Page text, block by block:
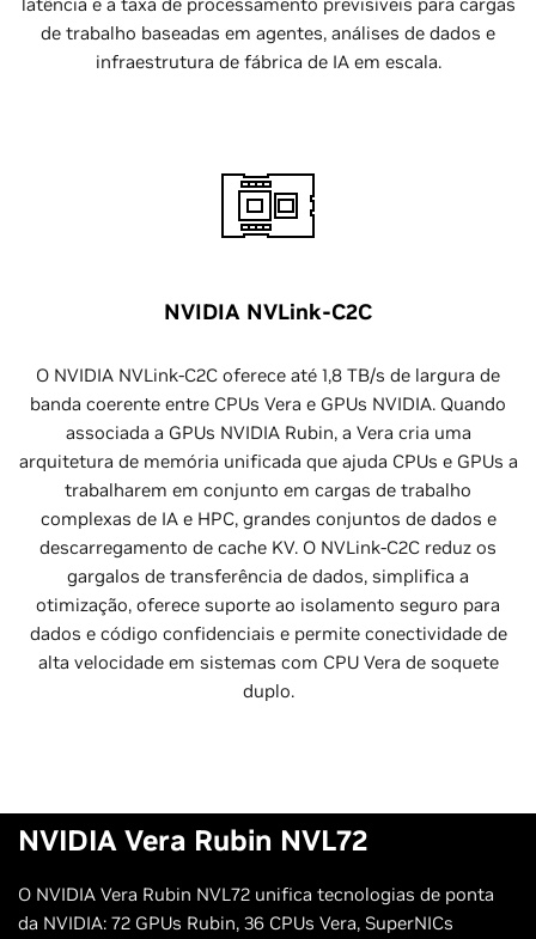
latência e a taxa de processamento previsíveis para cargas
de trabalho baseadas em agentes, análises de dados e
infraestrutura de fábrica de IA em escala.
NVIDIA NVLink-C2C
O NVIDIA NVLink-C2C oferece até 1,8 TB/s de largura de
banda coerente entre CPUs Vera e GPUs NVIDIA. Quando
associada a GPUs NVIDIA Rubin, a Vera cria uma
arquitetura de memória unificada que ajuda CPUs e GPUs a
trabalharem em conjunto em cargas de trabalho
complexas de IA e HPC, grandes conjuntos de dados e
descarregamento de cache KV. O NVLink-C2C reduz os
gargalos de transferência de dados, simplifica a
otimização, oferece suporte ao isolamento seguro para
dados e código confidenciais e permite conectividade de
alta velocidade em sistemas com CPU Vera de soquete
duplo.
NVIDIA Vera Rubin NVL72
O NVIDIA Vera Rubin NVL72 unifica tecnologias de ponta
da NVIDIA: 72 GPUs Rubin, 36 CPUs Vera, SuperNICs